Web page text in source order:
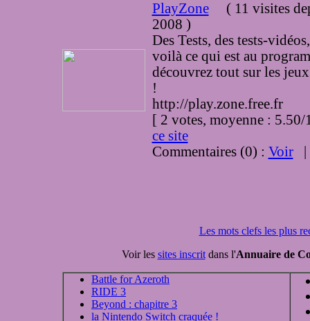
PlayZone(11 visites
2008 )
Des Tests, des tests-
voilà ce qui est au
découvrez tout sur les
!
http://play.zone.free.fr
[ 2 votes, moyenne :
ce site
Commentaires (0) : Voir
Les mots clefs les plus
Voir les sites inscritdans l'Annuaire de
Battle for Azeroth
RIDE 3
Beyond : chapitre 3
la Nintendo Switch craquée !